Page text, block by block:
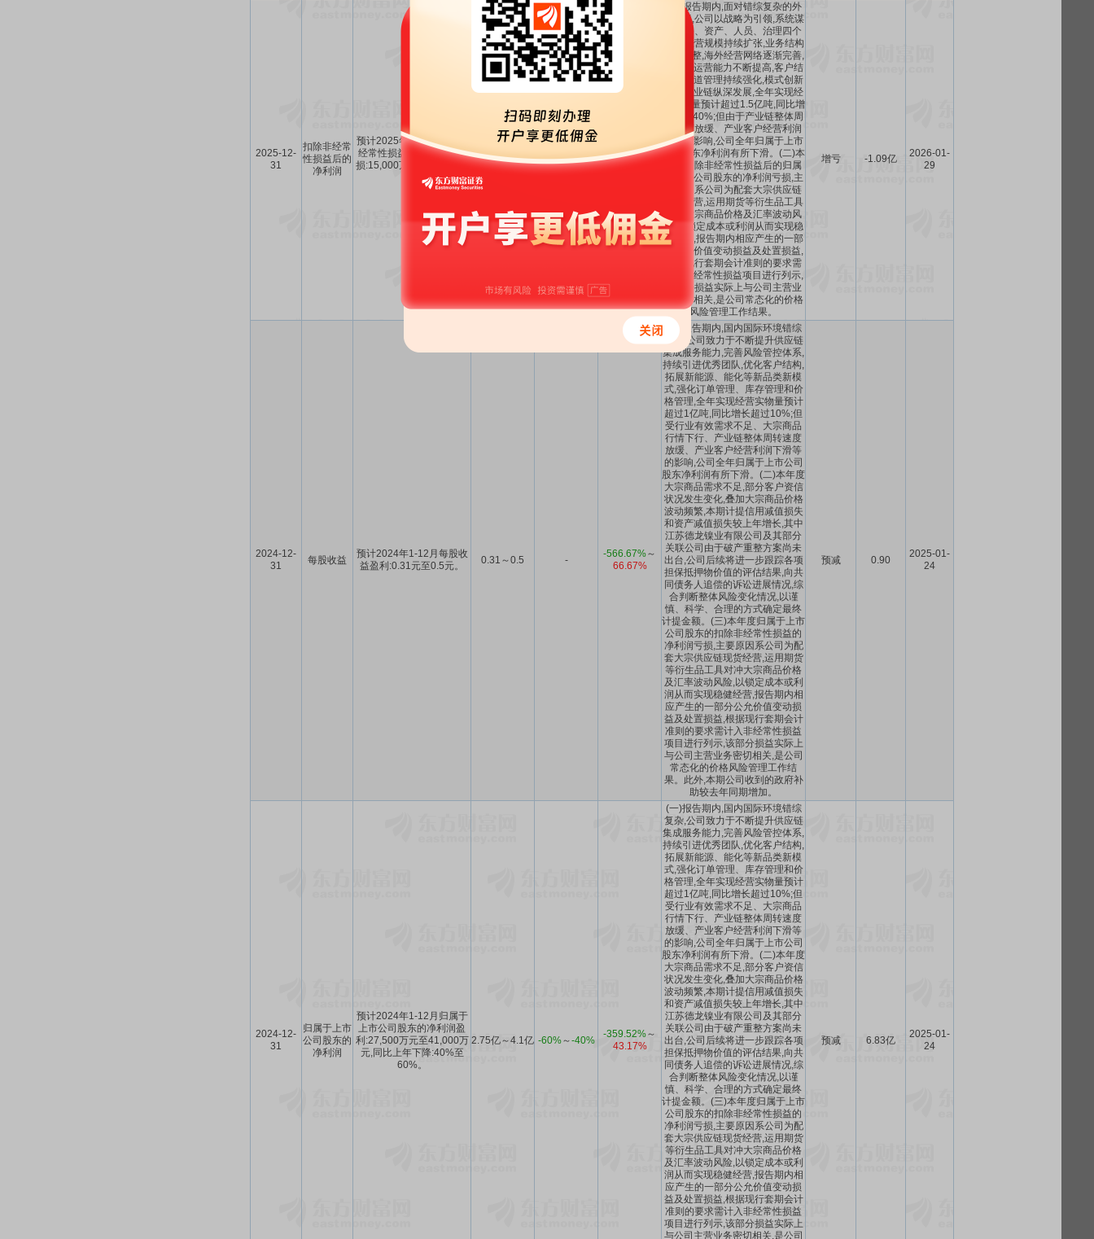
2025-12-
31
扣除非经常
性损益后的
净利润
预计2025年1-12月扣除非
经常性损益后的净利润亏
损:15,000万元至21,500万
-2.15亿～-1.5
亿
～-37.52%
-57.72%～
55.44%
(一)报告期内,面对错综复杂的外
部环境,公司以战略为引领,系统谋
划业务、资产、人员、治理四个
优化,经营规模持续扩张,业务结构
深度调整,海外经营网络逐渐完善,
全球化运营能力不断提高,客户结
构与渠道管理持续强化,模式创新
推动产业链纵深发展,全年实现经
营实物量预计超过1.5亿吨,同比增
长超过40%;但由于产业链整体周
转速度放缓、产业客户经营利润
下滑的影响,公司全年归属于上市
公司股东净利润有所下滑。(二)本
年度扣除非经常性损益后的归属
于上市公司股东的净利润亏损,主
要原因系公司为配套大宗供应链
现货经营,运用期货等衍生品工具
对冲大宗商品价格及汇率波动风
险,以锁定成本或利润从而实现稳
健经营,报告期内相应产生的一部
分公允价值变动损益及处置损益,
根据现行套期会计准则的要求需
计入非经常性损益项目进行列示,
该部分损益实际上与公司主营业
务密切相关,是公司常态化的价格
风险管理工作结果。
增亏 -1.09亿
2026-01-
29
2024-12-
31
每股收益
预计2024年1-12月每股收
益盈利:0.31元至0.5元。
0.31～0.5 -
-566.67%～
66.67%
(一)报告期内,国内国际环境错综
复杂,公司致力于不断提升供应链
集成服务能力,完善风险管控体系,
持续引进优秀团队,优化客户结构,
拓展新能源、能化等新品类新模
式,强化订单管理、库存管理和价
格管理,全年实现经营实物量预计
超过1亿吨,同比增长超过10%;但
受行业有效需求不足、大宗商品
行情下行、产业链整体周转速度
放缓、产业客户经营利润下滑等
的影响,公司全年归属于上市公司
股东净利润有所下滑。(二)本年度
大宗商品需求不足,部分客户资信
状况发生变化,叠加大宗商品价格
波动频繁,本期计提信用减值损失
和资产减值损失较上年增长,其中
江苏德龙镍业有限公司及其部分
关联公司由于破产重整方案尚未
出台,公司后续将进一步跟踪各项
担保抵押物价值的评估结果,向共
同债务人追偿的诉讼进展情况,综
合判断整体风险变化情况,以谨
慎、科学、合理的方式确定最终
计提金额。(三)本年度归属于上市
公司股东的扣除非经常性损益的
净利润亏损,主要原因系公司为配
套大宗供应链现货经营,运用期货
等衍生品工具对冲大宗商品价格
及汇率波动风险,以锁定成本或利
润从而实现稳健经营,报告期内相
应产生的一部分公允价值变动损
益及处置损益,根据现行套期会计
准则的要求需计入非经常性损益
项目进行列示,该部分损益实际上
与公司主营业务密切相关,是公司
常态化的价格风险管理工作结
果。此外,本期公司收到的政府补
助较去年同期增加。
预减 0.90
2025-01-
24
2024-12-
31
归属于上市
公司股东的
净利润
预计2024年1-12月归属于
上市公司股东的净利润盈
利:27,500万元至41,000万
元,同比上年下降:40%至
60%。
2.75亿～4.1亿 -60%～-40%
-359.52%～
43.17%
(一)报告期内,国内国际环境错综
复杂,公司致力于不断提升供应链
集成服务能力,完善风险管控体系,
持续引进优秀团队,优化客户结构,
拓展新能源、能化等新品类新模
式,强化订单管理、库存管理和价
格管理,全年实现经营实物量预计
超过1亿吨,同比增长超过10%;但
受行业有效需求不足、大宗商品
行情下行、产业链整体周转速度
放缓、产业客户经营利润下滑等
的影响,公司全年归属于上市公司
股东净利润有所下滑。(二)本年度
大宗商品需求不足,部分客户资信
状况发生变化,叠加大宗商品价格
波动频繁,本期计提信用减值损失
和资产减值损失较上年增长,其中
江苏德龙镍业有限公司及其部分
关联公司由于破产重整方案尚未
出台,公司后续将进一步跟踪各项
担保抵押物价值的评估结果,向共
同债务人追偿的诉讼进展情况,综
合判断整体风险变化情况,以谨
慎、科学、合理的方式确定最终
计提金额。(三)本年度归属于上市
公司股东的扣除非经常性损益的
净利润亏损,主要原因系公司为配
套大宗供应链现货经营,运用期货
等衍生品工具对冲大宗商品价格
及汇率波动风险,以锁定成本或利
润从而实现稳健经营,报告期内相
应产生的一部分公允价值变动损
益及处置损益,根据现行套期会计
准则的要求需计入非经常性损益
项目进行列示,该部分损益实际上
与公司主营业务密切相关,是公司
预减 6.83亿
2025-01-
24